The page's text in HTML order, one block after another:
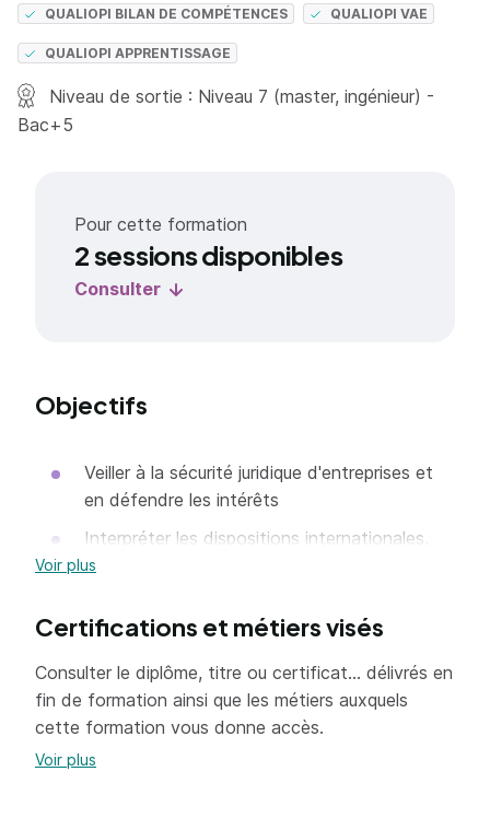
QUALIOPI BILAN DE COMPÉTENCES QUALIOPI VAE
QUALIOPI APPRENTISSAGE
Niveau de sortie : Niveau 7 (master, ingénieur) -
Bac+5
Pour cette formation
2 sessions disponibles
Consulter
Objectifs
Veiller à la sécurité juridique d'entreprises et
en défendre les intérêts
Interpréter les dispositions internationales,
européennes, nationales et locales en droit
innovations constantes de la législation et
Construire des modèles de prévention/
résolution des litiges intégrant les différentes
parties
Voir plus
Certifications et métiers visés
Consulter le diplôme, titre ou certificat... délivrés en
fin de formation ainsi que les métiers auxquels
cette formation vous donne accès.
Voir plus